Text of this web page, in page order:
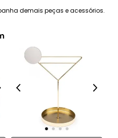
demais peças e acessórios.